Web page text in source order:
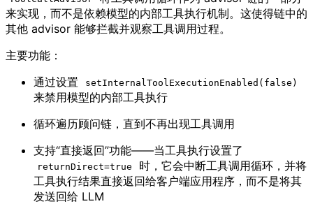
来实现，而不是依赖模型的内部工具执行机制。这使得链中的
其他 advisor 能够拦截并观察工具调用过程。
主要功能：
通过设置
setInternalToolExecutionEnabled(false)
来禁用模型的内部工具执行
循环遍历顾问链，直到不再出现工具调用
支持“直接返回”功能——当工具执行设置了
returnDirect=true
时，它会中断工具调用循环，并将
工具执行结果直接返回给客户端应用程序，而不是将其
发送回给 LLM